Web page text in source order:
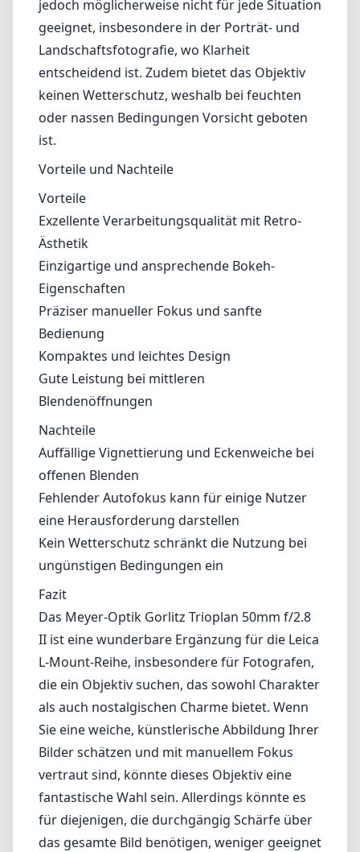
jedoch möglicherweise nicht für jede Situation
geeignet, insbesondere in der Porträt- und
Landschaftsfotografie, wo Klarheit
entscheidend ist. Zudem bietet das Objektiv
keinen Wetterschutz, weshalb bei feuchten
oder nassen Bedingungen Vorsicht geboten
ist.
Vorteile und Nachteile
Vorteile
Exzellente Verarbeitungsqualität mit Retro-
Ästhetik
Einzigartige und ansprechende Bokeh-
Eigenschaften
Präziser manueller Fokus und sanfte
Bedienung
Kompaktes und leichtes Design
Gute Leistung bei mittleren
Blendenöffnungen
Nachteile
Auffällige Vignettierung und Eckenweiche bei
offenen Blenden
Fehlender Autofokus kann für einige Nutzer
eine Herausforderung darstellen
Kein Wetterschutz schränkt die Nutzung bei
ungünstigen Bedingungen ein
Fazit
Das Meyer-Optik Gorlitz Trioplan 50mm f/2.8
II ist eine wunderbare Ergänzung für die Leica
L-Mount-Reihe, insbesondere für Fotografen,
die ein Objektiv suchen, das sowohl Charakter
als auch nostalgischen Charme bietet. Wenn
Sie eine weiche, künstlerische Abbildung Ihrer
Bilder schätzen und mit manuellem Fokus
vertraut sind, könnte dieses Objektiv eine
fantastische Wahl sein. Allerdings könnte es
für diejenigen, die durchgängig Schärfe über
das gesamte Bild benötigen, weniger geeignet